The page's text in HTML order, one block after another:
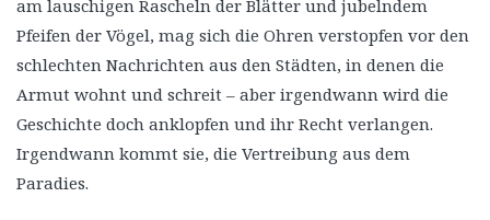
am lauschigen Rascheln der Blätter und jubelndem
Pfeifen der Vögel, mag sich die Ohren verstopfen vor den
schlechten Nachrichten aus den Städten, in denen die
Armut wohnt und schreit – aber irgendwann wird die
Geschichte doch anklopfen und ihr Recht verlangen.
Irgendwann kommt sie, die Vertreibung aus dem
Paradies.